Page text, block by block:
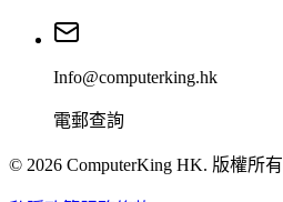
Info@computerking.hk
電郵查詢
© 2026 ComputerKing HK. 版權所有